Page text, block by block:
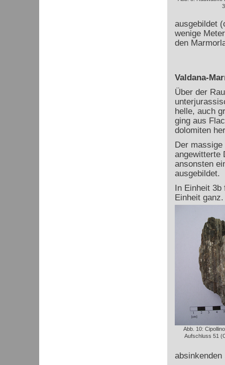
ausgebildet
wenige
den
Valdana-
Über der
helle, auch
ging aus
dolomiten
Der
angewitterte
ansonsten
ausgebildet.
In Einheit 3b
Einheit ganz.
Abb. 10:
Aufschluss 51